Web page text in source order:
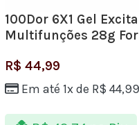
100Dor 6X1 Gel
Multifunções 28g For
R$ 44,99
Em até 1x de R$ 44,99